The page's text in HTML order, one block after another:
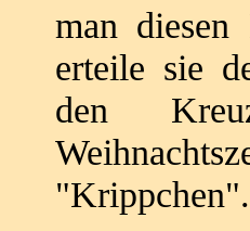
man diesen
erteile sie
den
"Krippchen".